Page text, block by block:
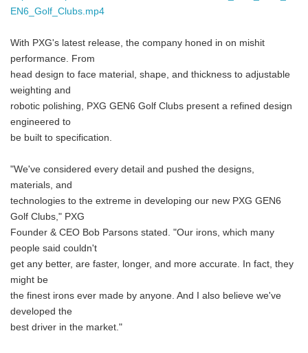
EN6_Golf_Clubs.mp4
With PXG's latest release, the company honed in on mishit
performance. From
head design to face material, shape, and thickness to adjustable
weighting and
robotic polishing, PXG GEN6 Golf Clubs present a refined design
engineered to
be built to specification.
"We've considered every detail and pushed the designs,
materials, and
technologies to the extreme in developing our new PXG GEN6
Golf Clubs," PXG
Founder & CEO Bob Parsons stated. "Our irons, which many
people said couldn't
get any better, are faster, longer, and more accurate. In fact, they
might be
the finest irons ever made by anyone. And I also believe we've
developed the
best driver in the market."